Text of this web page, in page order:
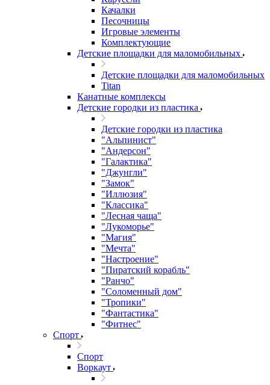
Качалки
Песочницы
Игровые элементы
Комплектующие
Детские площадки для маломобильных
Детские площадки для маломобильных
Titan
Канатные комплексы
Детские городки из пластика
Детские городки из пластика
"Альпинист"
"Андерсон"
"Галактика"
"Джунгли"
"Замок"
"Иллюзия"
"Классика"
"Лесная чаща"
"Лукоморье"
"Магия"
"Мечта"
"Настроение"
"Пиратский корабль"
"Ранчо"
"Соломенный дом"
"Тропики"
"Фантастика"
"Фитнес"
Спорт
Спорт
Воркаут